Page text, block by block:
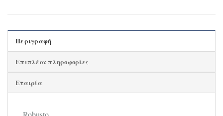
Περιγραφή
Επιπλέον πληροφορίες
Εταιρία